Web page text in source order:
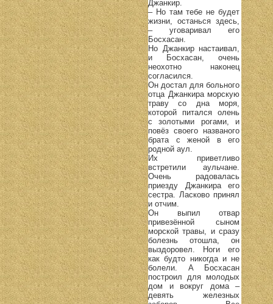
Джанкир.
– Но там тебе не будет
жизни, останься здесь,
– уговаривал его
Босхасан.
Но Джанкир настаивал,
и Босхасан, очень
неохотно наконец
согласился.
Он достал для больного
отца Джанкира морскую
траву со дна моря,
которой питался олень
с золотыми рогами, и
повёз своего названого
брата с женой в его
родной аул.
Их приветливо
встретили аульчане.
Очень радовалась
приезду Джанкира его
сестра. Ласково принял
и отчим.
Он выпил отвар
привезённой сыном
морской травы, и сразу
болезнь отошла, он
выздоровел. Ноги его
как будто никогда и не
болели. А Босхасан
построил для молодых
дом и вокруг дома –
девять железных